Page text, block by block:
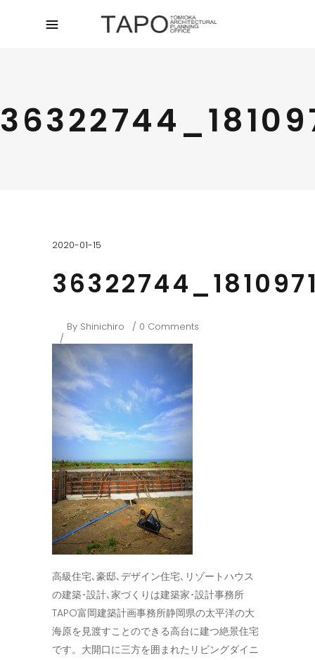
2020-01-15
By Shinichiro 0 Comments
高級住宅､豪邸､デザイン住宅､リゾートハウス
の建築･設計､家づくりは建築家･設計事務所
TAPO富岡建築計画事務所静岡県の太平洋の大
海原を見渡すことのできる高台に建つ絶景住宅
です。大開口に三方を囲まれたリビングダイニ